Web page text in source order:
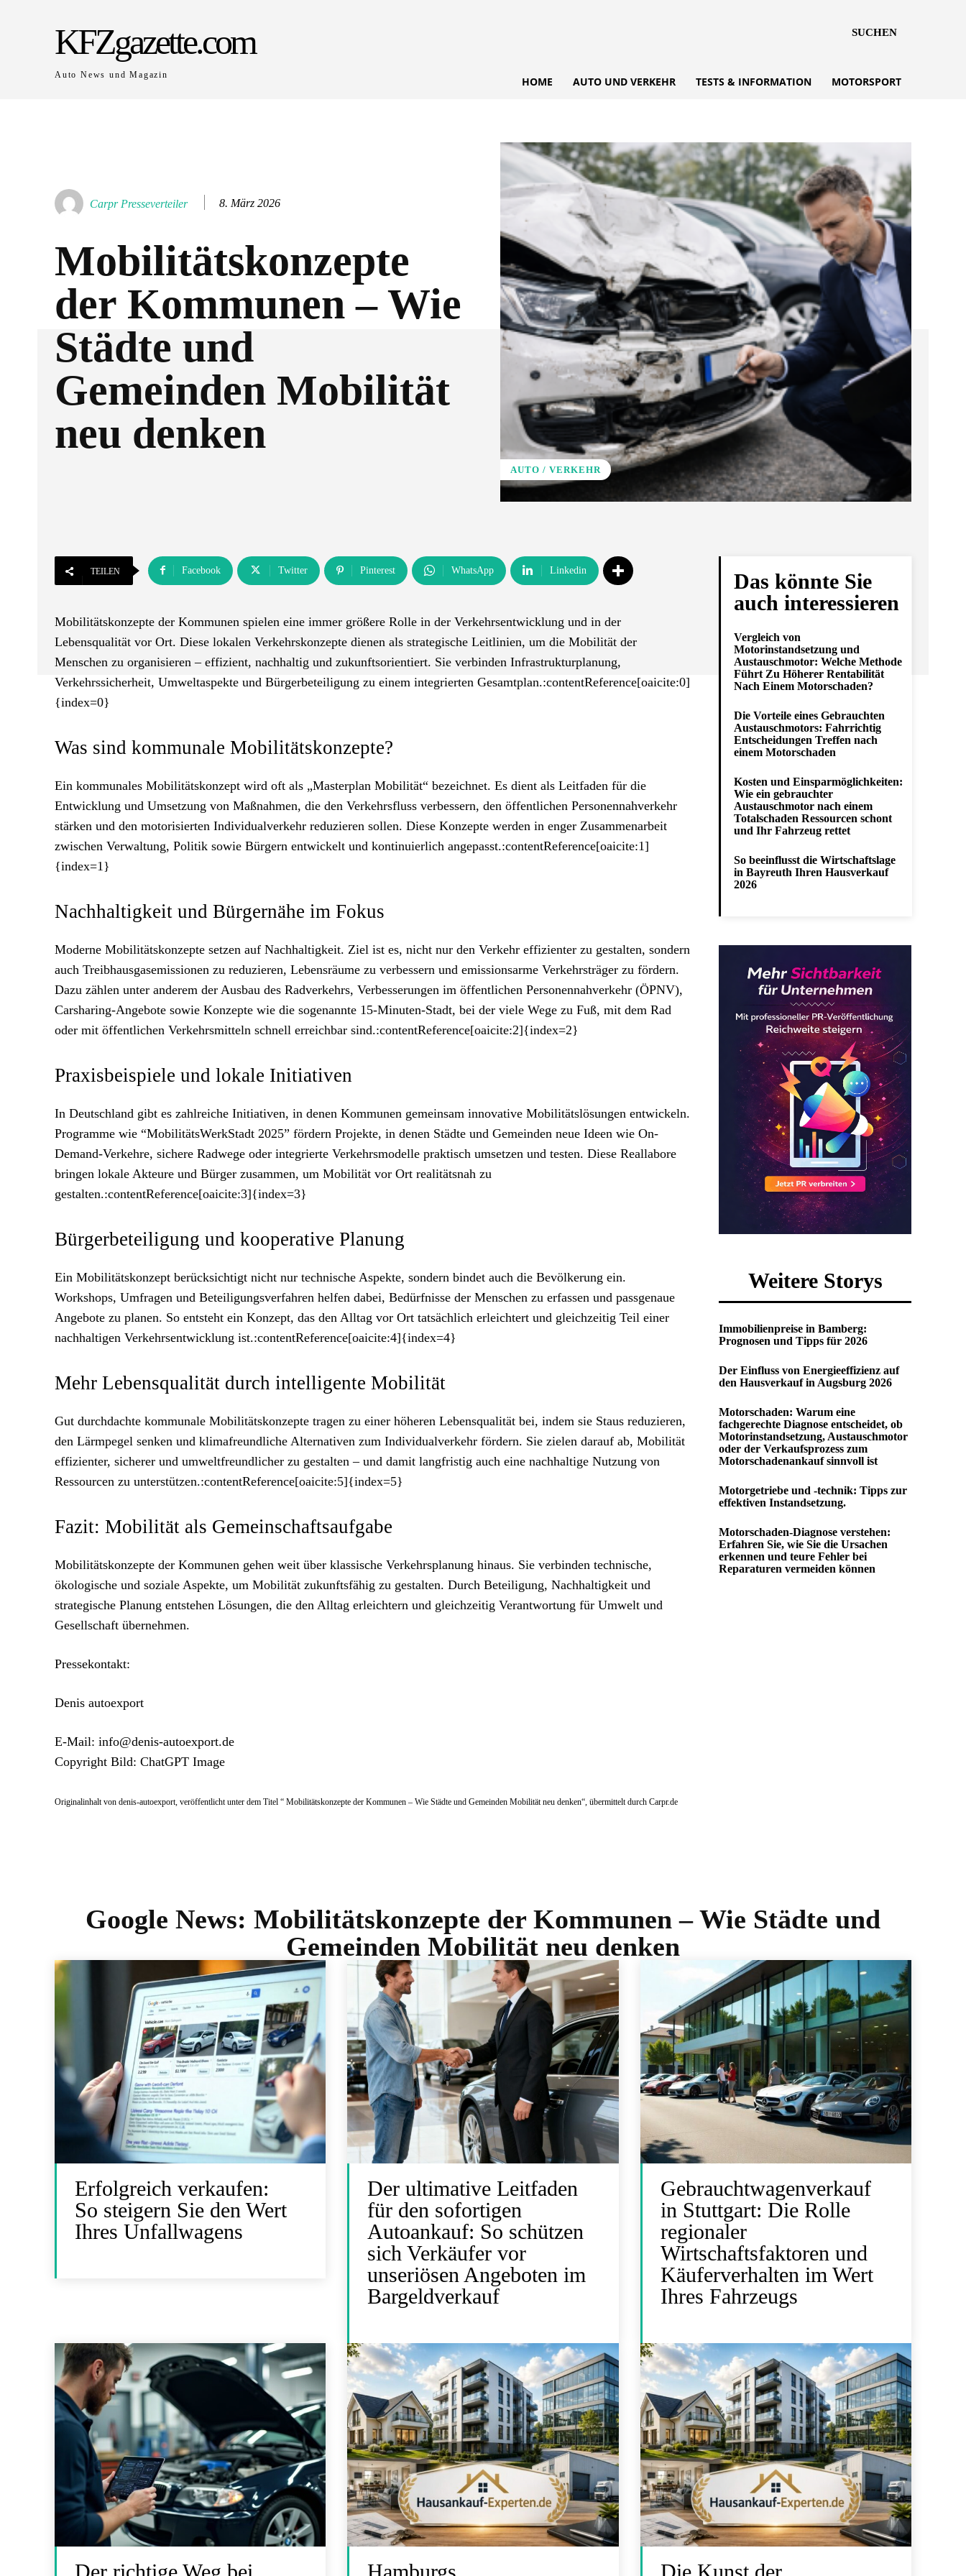
KFZgazette.com
Auto News und Magazin
SUCHEN
HOME AUTO UND VERKEHR TESTS & INFORMATION MOTORSPORT
Carpr Presseverteiler 8. März 2026
Mobilitätskonzepte
der Kommunen – Wie
Städte und
Gemeinden Mobilität
neu denken
AUTO / VERKEHR
TEILEN Facebook Twitter Pinterest WhatsApp Linkedin
Mobilitätskonzepte der Kommunen spielen eine immer größere Rolle in der Verkehrsentwicklung und in der
Lebensqualität vor Ort. Diese lokalen Verkehrskonzepte dienen als strategische Leitlinien, um die Mobilität der
Menschen zu organisieren – effizient, nachhaltig und zukunftsorientiert. Sie verbinden Infrastrukturplanung,
Verkehrssicherheit, Umweltaspekte und Bürgerbeteiligung zu einem integrierten Gesamtplan.:contentReference[oaicite:0]
{index=0}
Was sind kommunale Mobilitätskonzepte?
Ein kommunales Mobilitätskonzept wird oft als „Masterplan Mobilität“ bezeichnet. Es dient als Leitfaden für die
Entwicklung und Umsetzung von Maßnahmen, die den Verkehrsfluss verbessern, den öffentlichen Personennahverkehr
stärken und den motorisierten Individualverkehr reduzieren sollen. Diese Konzepte werden in enger Zusammenarbeit
zwischen Verwaltung, Politik sowie Bürgern entwickelt und kontinuierlich angepasst.:contentReference[oaicite:1]
{index=1}
Nachhaltigkeit und Bürgernähe im Fokus
Moderne Mobilitätskonzepte setzen auf Nachhaltigkeit. Ziel ist es, nicht nur den Verkehr effizienter zu gestalten, sondern
auch Treibhausgasemissionen zu reduzieren, Lebensräume zu verbessern und emissionsarme Verkehrsträger zu fördern.
Dazu zählen unter anderem der Ausbau des Radverkehrs, Verbesserungen im öffentlichen Personennahverkehr (ÖPNV),
Carsharing-Angebote sowie Konzepte wie die sogenannte 15-Minuten-Stadt, bei der viele Wege zu Fuß, mit dem Rad
oder mit öffentlichen Verkehrsmitteln schnell erreichbar sind.:contentReference[oaicite:2]{index=2}
Praxisbeispiele und lokale Initiativen
In Deutschland gibt es zahlreiche Initiativen, in denen Kommunen gemeinsam innovative Mobilitätslösungen entwickeln.
Programme wie “MobilitätsWerkStadt 2025” fördern Projekte, in denen Städte und Gemeinden neue Ideen wie On-
Demand-Verkehre, sichere Radwege oder integrierte Verkehrsmodelle praktisch umsetzen und testen. Diese Reallabore
bringen lokale Akteure und Bürger zusammen, um Mobilität vor Ort realitätsnah zu
gestalten.:contentReference[oaicite:3]{index=3}
Bürgerbeteiligung und kooperative Planung
Ein Mobilitätskonzept berücksichtigt nicht nur technische Aspekte, sondern bindet auch die Bevölkerung ein.
Workshops, Umfragen und Beteiligungsverfahren helfen dabei, Bedürfnisse der Menschen zu erfassen und passgenaue
Angebote zu planen. So entsteht ein Konzept, das den Alltag vor Ort tatsächlich erleichtert und gleichzeitig Teil einer
nachhaltigen Verkehrsentwicklung ist.:contentReference[oaicite:4]{index=4}
Mehr Lebensqualität durch intelligente Mobilität
Gut durchdachte kommunale Mobilitätskonzepte tragen zu einer höheren Lebensqualität bei, indem sie Staus reduzieren,
den Lärmpegel senken und klimafreundliche Alternativen zum Individualverkehr fördern. Sie zielen darauf ab, Mobilität
effizienter, sicherer und umweltfreundlicher zu gestalten – und damit langfristig auch eine nachhaltige Nutzung von
Ressourcen zu unterstützen.:contentReference[oaicite:5]{index=5}
Fazit: Mobilität als Gemeinschaftsaufgabe
Mobilitätskonzepte der Kommunen gehen weit über klassische Verkehrsplanung hinaus. Sie verbinden technische,
ökologische und soziale Aspekte, um Mobilität zukunftsfähig zu gestalten. Durch Beteiligung, Nachhaltigkeit und
strategische Planung entstehen Lösungen, die den Alltag erleichtern und gleichzeitig Verantwortung für Umwelt und
Gesellschaft übernehmen.
Pressekontakt:
Denis autoexport
E-Mail: info@denis-autoexport.de
Copyright Bild: ChatGPT Image
Originalinhalt von denis-autoexport, veröffentlicht unter dem Titel “ Mobilitätskonzepte der Kommunen – Wie Städte und Gemeinden Mobilität neu denken“, übermittelt durch Carpr.de
Das könnte Sie
auch interessieren
Vergleich von
Motorinstandsetzung und
Austauschmotor: Welche Methode
Führt Zu Höherer Rentabilität
Nach Einem Motorschaden?
Die Vorteile eines Gebrauchten
Austauschmotors: Fahrrichtig
Entscheidungen Treffen nach
einem Motorschaden
Kosten und Einsparmöglichkeiten:
Wie ein gebrauchter
Austauschmotor nach einem
Totalschaden Ressourcen schont
und Ihr Fahrzeug rettet
So beeinflusst die Wirtschaftslage
in Bayreuth Ihren Hausverkauf
2026
Weitere Storys
Immobilienpreise in Bamberg:
Prognosen und Tipps für 2026
Der Einfluss von Energieeffizienz auf
den Hausverkauf in Augsburg 2026
Motorschaden: Warum eine
fachgerechte Diagnose entscheidet, ob
Motorinstandsetzung, Austauschmotor
oder der Verkaufsprozess zum
Motorschadenankauf sinnvoll ist
Motorgetriebe und -technik: Tipps zur
effektiven Instandsetzung.
Motorschaden-Diagnose verstehen:
Erfahren Sie, wie Sie die Ursachen
erkennen und teure Fehler bei
Reparaturen vermeiden können
Google News: Mobilitätskonzepte der Kommunen – Wie Städte und
Gemeinden Mobilität neu denken
Erfolgreich verkaufen:
So steigern Sie den Wert
Ihres Unfallwagens
Der ultimative Leitfaden
für den sofortigen
Autoankauf: So schützen
sich Verkäufer vor
unseriösen Angeboten im
Bargeldverkauf
Gebrauchtwagenverkauf
in Stuttgart: Die Rolle
regionaler
Wirtschaftsfaktoren und
Käuferverhalten im Wert
Ihres Fahrzeugs